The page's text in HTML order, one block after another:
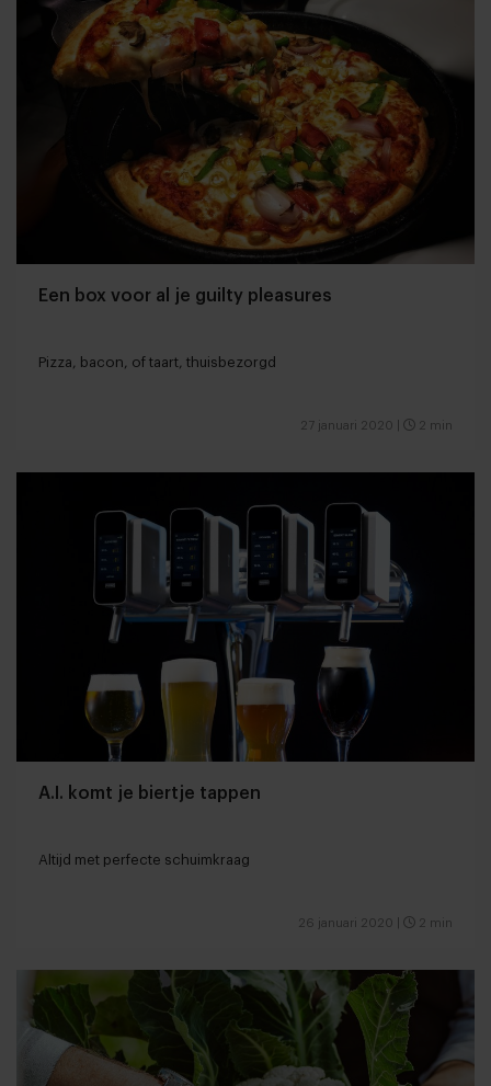
Een box voor al je guilty pleasures
Pizza, bacon, of taart, thuisbezorgd
27 januari 2020 2 min
A.I. komt je biertje tappen
Altijd met perfecte schuimkraag
26 januari 2020 2 min